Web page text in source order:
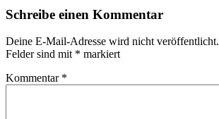
Schreibe einen Kommentar
Deine E-Mail-Adresse wird nicht veröffentlicht.
Felder sind mit * markiert
Kommentar *